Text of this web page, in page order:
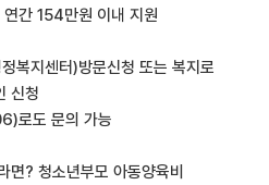
간 154만원 이내 지원
복지센터)방문신청 또는 복지로
신청
로도 문의 가능
? 청소년부모 아동양육비